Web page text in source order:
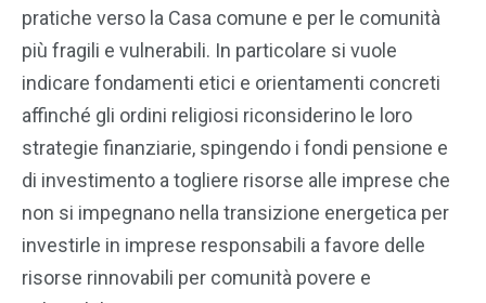
pratiche verso la Casa comune e per le comunità
più fragili e vulnerabili. In particolare si vuole
indicare fondamenti etici e orientamenti concreti
affinché gli ordini religiosi riconsiderino le loro
strategie finanziarie, spingendo i fondi pensione e
di investimento a togliere risorse alle imprese che
non si impegnano nella transizione energetica per
investirle in imprese responsabili a favore delle
risorse rinnovabili per comunità povere e